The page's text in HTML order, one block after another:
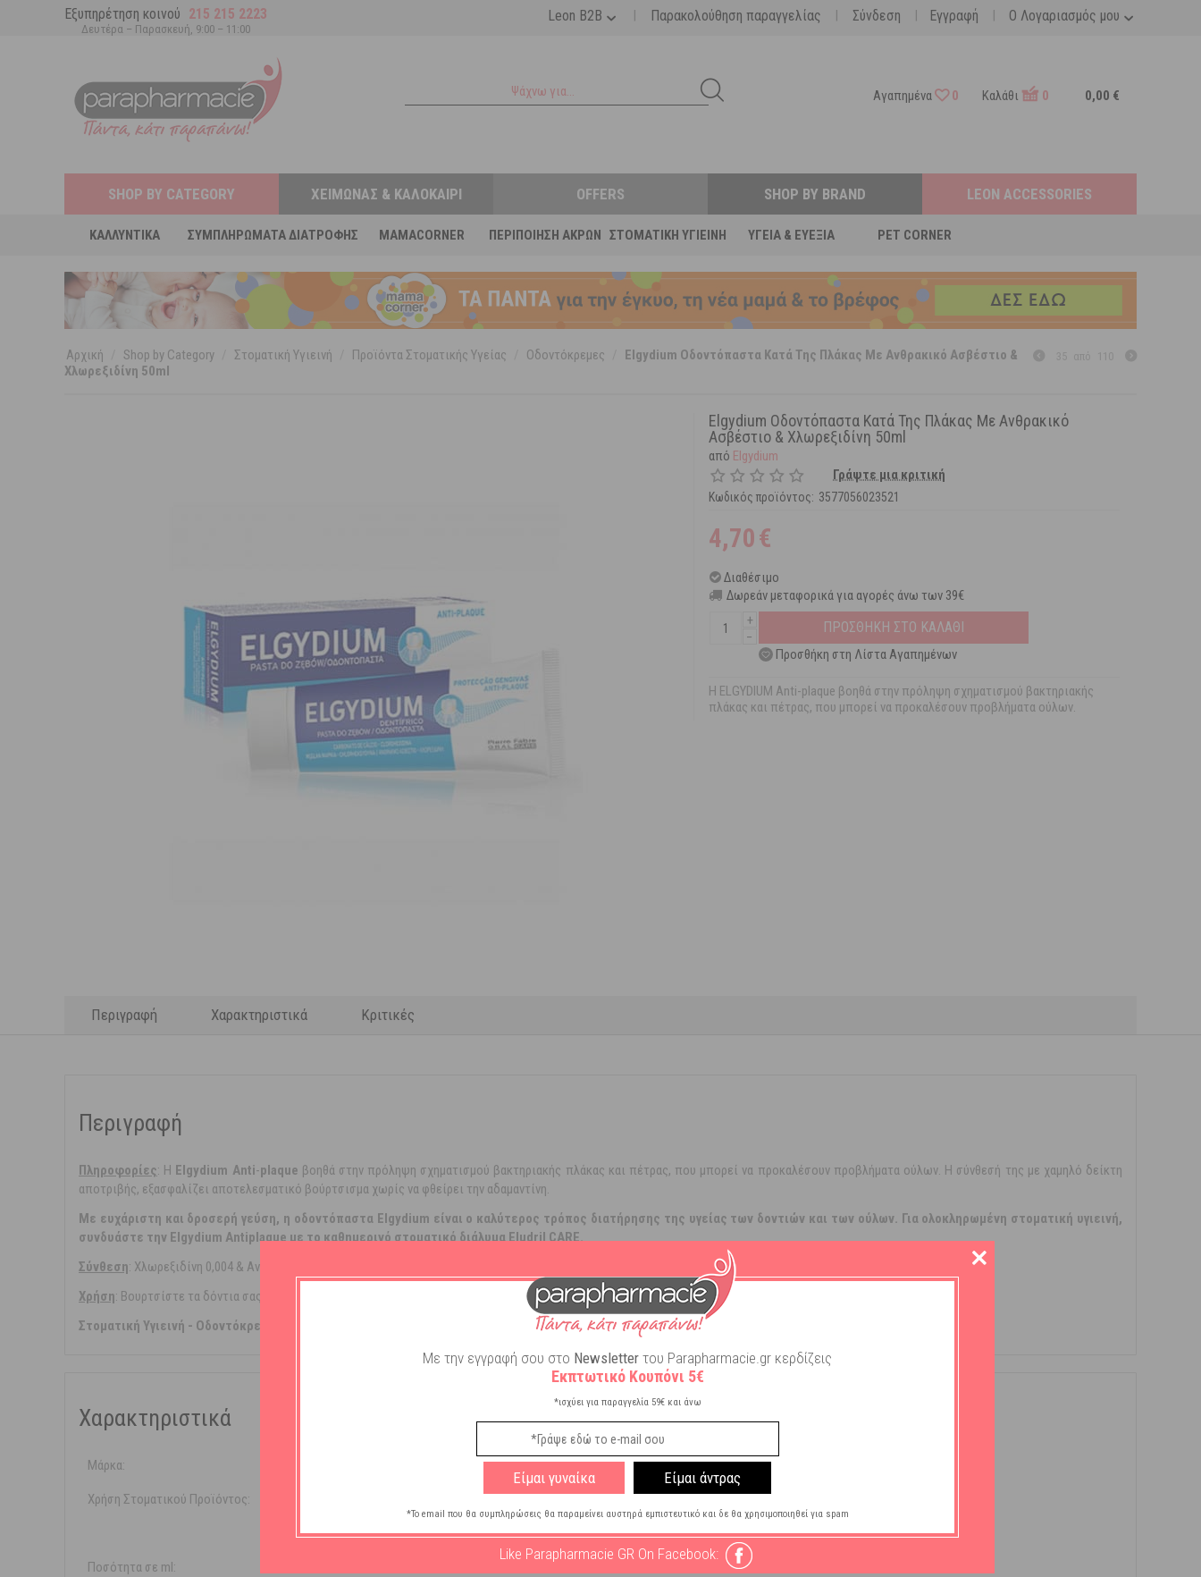
Εξυπηρέτηση κοινού 215 215 2223
Δευτέρα – Παρασκευή, 9:00 – 11:00
Ο Λογαριασμός μου
Leon B2B | Παρακολούθηση παραγγελίας | Σύνδεση | Εγγραφή |
Αγαπημένα 0 Καλάθι 0 0,00 €
SHOP BY CATEGORY
ΚΑΛΛΥΝΤΙΚΆ ΣΥΜΠΛΗΡΏΜΑΤΑ ΔΙΑΤΡΟΦΉΣ MAMACORNER ΠΕΡΙΠΟΊΗΣΗ ΆΚΡΩΝ ΣΤΟΜΑΤΙΚΉ ΥΓΙΕΙΝΉ ΥΓΕΊΑ & ΕΥΕΞΊΑ PET CORNER
ΧΕΙΜΏΝΑΣ & ΚΑΛΟΚΑΊΡΙ OFFERS SHOP BY BRAND LEON ACCESSORIES
Αρχική Shop by Category Στοματική Υγιεινή Προϊόντα Στοματικής Υγείας Οδοντόκρεμες
Elgydium Οδοντόπαστα Κατά Της Πλάκας Με Ανθρακικό Ασβέστιο &
Χλωρεξιδίνη 50ml
Elgydium Οδοντόπαστα Κατά Της Πλάκας Με Ανθρακικό
Ασβέστιο & Χλωρεξιδίνη 50ml
από Elgydium
Γράψτε μια κριτική
Κωδικός προϊόντος: 3577056023521
4,70€
Διαθέσιμο
Δωρεάν μεταφορικά για αγορές άνω των 39€
+
−
ΠΡΟΣΘΗΚΗ ΣΤΟ ΚΑΛΑΘΙ
Προσθήκη στη Λίστα Αγαπημένων
Η ELGYDIUM Anti-plaque βοηθά στην πρόληψη σχηματισμού βακτηριακής
πλάκας και πέτρας, που μπορεί να προκαλέσουν προβλήματα ούλων.
Περιγραφή Χαρακτηριστικά Κριτικές
Περιγραφή
Πληροφoρίες: Η Elgydium Anti-plaque βοηθά στην πρόληψη σχηματισμού βακτηριακής πλάκας και πέτρας, που μπορεί να προκαλέσουν προβλήματα ούλων. Η σύνθεσή της με χαμηλό δείκτη
αποτριβής, εξασφαλίζει αποτελεσματικό βούρτσισμα χωρίς να φθείρει την αδαμαντίνη.
Με ευχάριστη και δροσερή γεύση, η οδοντόπαστα Elgydium είναι ο καλύτερος τρόπος διατήρησης της υγείας των δοντιών και των ούλων. Για ολοκληρωμένη στοματική υγιεινή,
συνδυάστε την Elgydium Antiplaque με το καθημερινό στοματικό διάλυμα Eludril CARE.
Σύνθεση: Χλωρεξιδίνη 0,004 & Ανθρακικό ασβέστιο 25%.
Χρήση: Βουρτσίστε τα δόντια σας για 3 λεπτά μετά από κάθε γεύμα.
Στοματική Υγιεινή - Οδοντόκρεμες - Χλωρεξιδίνη
Χαρακτηριστικά
Μάρκα:
Χρήση Στοματικού Προϊόντος:
Ποσότητα σε ml:
Με την εγγραφή σου στο Newsletter του Parapharmacie.gr κερδίζεις
Εκπτωτικό Κουπόνι 5€
*ισχύει για παραγγελία 59€ και άνω
Είμαι γυναίκα Είμαι άντρας
*Το email που θα συμπληρώσεις θα παραμείνει αυστηρά εμπιστευτικό και δε θα χρησιμοποιηθεί για spam
Like Parapharmacie GR On Facebook: